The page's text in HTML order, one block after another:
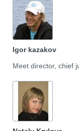
Igor kazakov
Meet director, chief